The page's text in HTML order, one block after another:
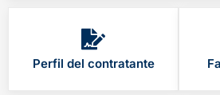
Perfil del contratante